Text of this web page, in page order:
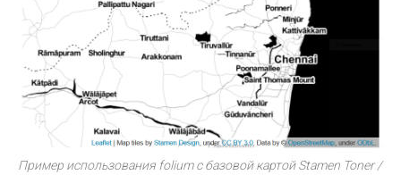
Пример использования folium с базовой картой Stamen Toner /